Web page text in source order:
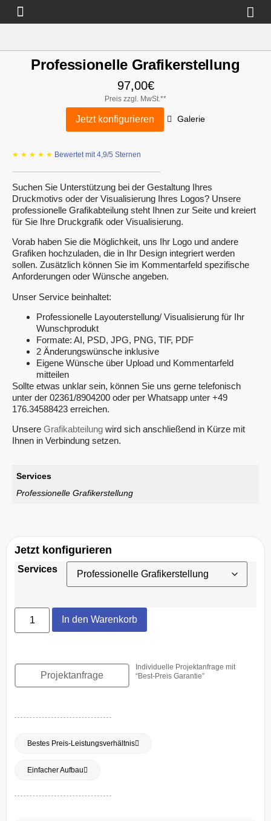
Professionelle Grafikerstellung
97,00€
Preis zzgl. MwSt.**
Jetzt konfigurieren Galerie
★ ★ ★ ★ ★ Bewertet mit 4,9/5 Sternen
Suchen Sie Unterstützung bei der Gestaltung Ihres
Druckmotivs oder der Visualisierung Ihres Logos? Unsere
professionelle Grafikabteilung steht Ihnen zur Seite und kreiert
für Sie Ihre Druckgrafik oder Visualisierung.
Vorab haben Sie die Möglichkeit, uns Ihr Logo und andere
Grafiken hochzuladen, die in Ihr Design integriert werden
sollen. Zusätzlich können Sie im Kommentarfeld spezifische
Anforderungen oder Wünsche angeben.
Unser Service beinhaltet:
Professionelle Layouterstellung/ Visualisierung für Ihr
Wunschprodukt
Formate: AI, PSD, JPG, PNG, TIF, PDF
2 Änderungswünsche inklusive
Eigene Wünsche über Upload und Kommentarfeld
mitteilen
Sollte etwas unklar sein, können Sie uns gerne telefonisch
unter der 02361/8904200 oder per Whatsapp unter +49
176.34588423 erreichen.
Unsere Grafikabteilung wird sich anschließend in Kürze mit
Ihnen in Verbindung setzen.
Services
Professionelle Grafikerstellung
Jetzt konfigurieren
Services
In den Warenkorb
Projektanfrage
Individuelle Projektanfrage mit
“Best-Preis Garantie”
Bestes Preis-Leistungsverhältnis
Einfacher Aufbau